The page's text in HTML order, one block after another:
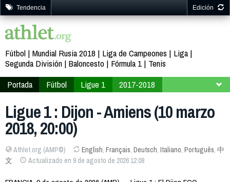
Tendencia Edición
Fútbol Mundial Rusia 2018 Liga de Campeones
Liga
Segunda División Baloncesto Fórmula 1
Tenis
Portada
Fútbol Ligue 1
2017-2018
Ligue 1 : Dijon - Amiens (10 marzo
2018, 20:00)
Athlet.org (AMP©) English, Français, Deutsch, Italiano, Português, 中
文
Actualizado en 9 de agosto de 2026 12:08